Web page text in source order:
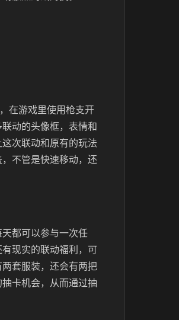
在游戏里使用枪支开
动的头像框，表情和
次联动和原有的玩法
不管是快速移动，还
都可以参与一次任
现实的联动福利，可
套服装，还会有两把
卡机会，从而通过抽